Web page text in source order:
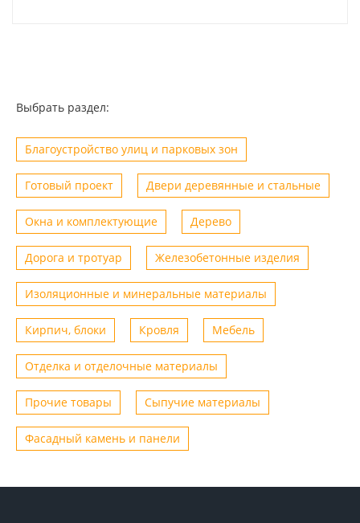
Выбрать раздел:
Благоустройство улиц и парковых зон
Готовый проект Двери деревянные и стальные
Окна и комплектующие Дерево
Дорога и тротуар Железобетонные изделия
Изоляционные и минеральные материалы
Кирпич, блоки Кровля Мебель
Отделка и отделочные материалы
Прочие товары Сыпучие материалы
Фасадный камень и панели